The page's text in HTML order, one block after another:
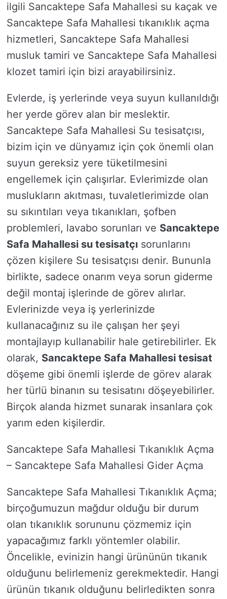
ilgili Sancaktepe Safa Mahallesi su kaçak ve
Sancaktepe Safa Mahallesi tıkanıklık açma
hizmetleri, Sancaktepe Safa Mahallesi
musluk tamiri ve Sancaktepe Safa Mahallesi
klozet tamiri için bizi arayabilirsiniz.
Evlerde, iş yerlerinde veya suyun kullanıldığı
her yerde görev alan bir meslektir.
Sancaktepe Safa Mahallesi Su tesisatçısı,
bizim için ve dünyamız için çok önemli olan
suyun gereksiz yere tüketilmesini
engellemek için çalışırlar. Evlerimizde olan
muslukların akıtması, tuvaletlerimizde olan
su sıkıntıları veya tıkanıkları, şofben
problemleri, lavabo sorunları ve Sancaktepe
Safa Mahallesi su tesisatçı sorunlarını
çözen kişilere Su tesisatçısı denir. Bununla
birlikte, sadece onarım veya sorun giderme
değil montaj işlerinde de görev alırlar.
Evlerinizde veya iş yerlerinizde
kullanacağınız su ile çalışan her şeyi
montajlayıp kullanabilir hale getirebilirler. Ek
olarak, Sancaktepe Safa Mahallesi tesisat
döşeme gibi önemli işlerde de görev alarak
her türlü binanın su tesisatını döşeyebilirler.
Birçok alanda hizmet sunarak insanlara çok
yarım eden kişilerdir.
Sancaktepe Safa Mahallesi Tıkanıklık Açma
– Sancaktepe Safa Mahallesi Gider Açma
Sancaktepe Safa Mahallesi Tıkanıklık Açma;
birçoğumuzun mağdur olduğu bir durum
olan tıkanıklık sorununu çözmemiz için
yapacağımız farklı yöntemler olabilir.
Öncelikle, evinizin hangi ürününün tıkanık
olduğunu belirlemeniz gerekmektedir. Hangi
ürünün tıkanık olduğunu belirledikten sonra